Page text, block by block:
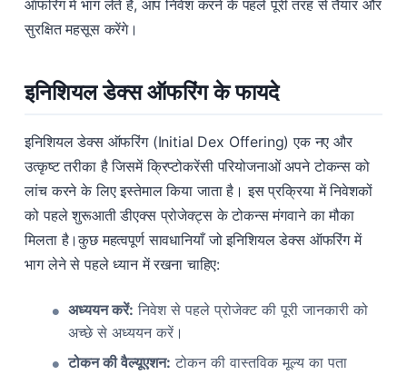
ऑफरिंग में भाग लेते हैं, आप निवेश करने के पहले पूरी तरह से तैयार और
सुरक्षित महसूस करेंगे।
इनिशियल डेक्स ऑफरिंग के फायदे
इनिशियल डेक्स ऑफरिंग (Initial Dex Offering) एक नए और
उत्कृष्ट तरीका है जिसमें क्रिप्टोकरेंसी परियोजनाओं अपने टोकन्स को
लांच करने के लिए इस्तेमाल किया जाता है। इस प्रक्रिया में निवेशकों
को पहले शुरूआती डीएक्स प्रोजेक्ट्स के टोकन्स मंगवाने का मौका
मिलता है।कुछ महत्वपूर्ण सावधानियाँ जो इनिशियल डेक्स ऑफरिंग में
भाग लेने से पहले ध्यान में रखना चाहिए:
अध्ययन करें: निवेश से पहले प्रोजेक्ट की पूरी जानकारी को
अच्छे से अध्ययन करें।
टोकन की वैल्यूएशन: टोकन की वास्तविक मूल्य का पता